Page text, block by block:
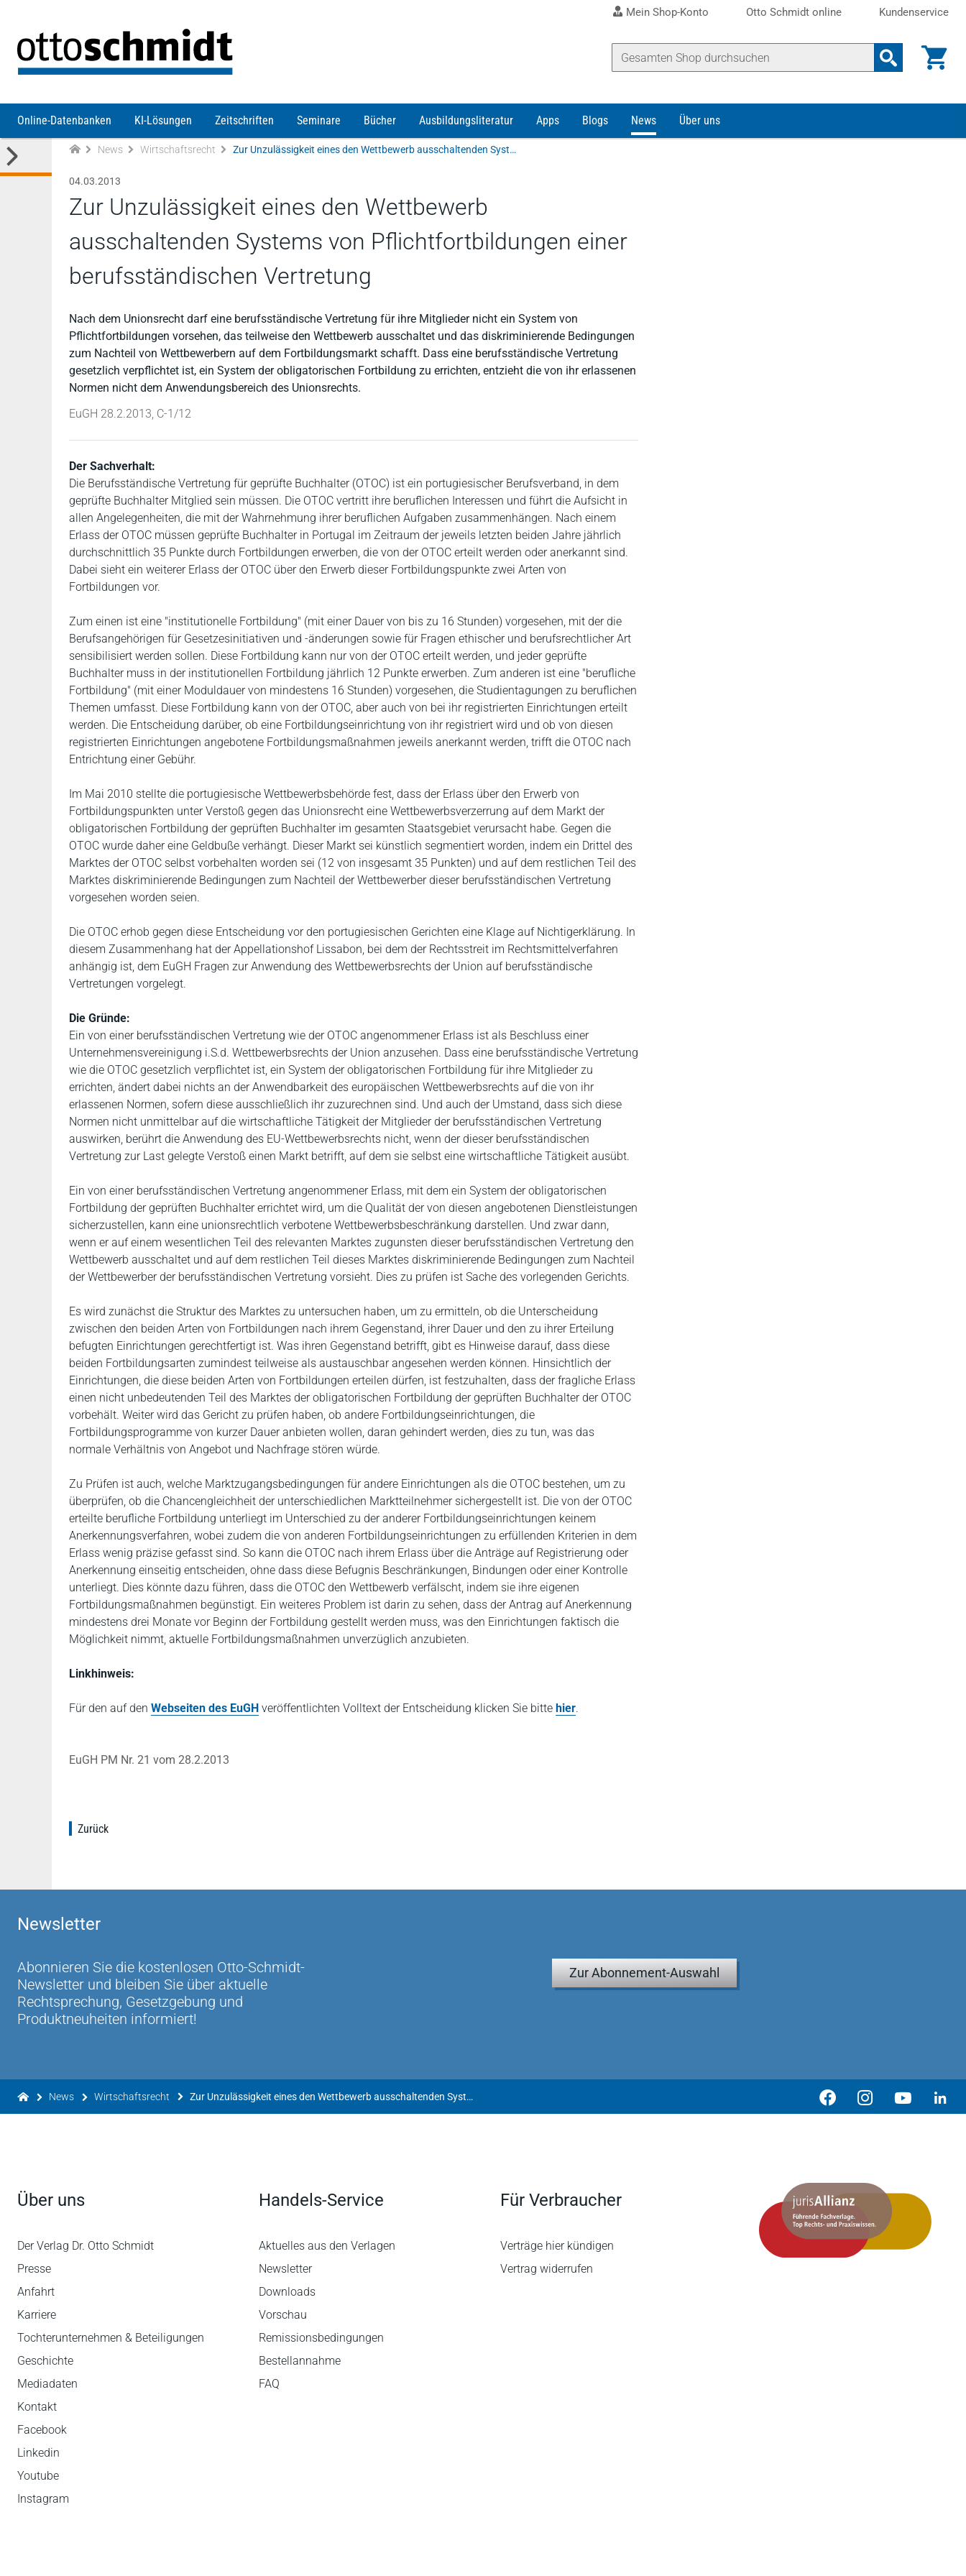
Mein Shop-Konto Otto Schmidt online Kundenservice
Online-Datenbanken KI-Lösungen Zeitschriften Seminare Bücher Ausbildungsliteratur Apps Blogs News Über uns
News Wirtschaftsrecht Zur Unzulässigkeit eines den Wettbewerb ausschaltenden Systems von Pflichtfortbildungen einer berufsständischen Vertretung
04.03.2013
Zur Unzulässigkeit eines den Wettbewerb
ausschaltenden Systems von Pflichtfortbildungen einer
berufsständischen Vertretung
Nach dem Unionsrecht darf eine berufsständische Vertretung für ihre Mitglieder nicht ein System von
Pflichtfortbildungen vorsehen, das teilweise den Wettbewerb ausschaltet und das diskriminierende Bedingungen
zum Nachteil von Wettbewerbern auf dem Fortbildungsmarkt schafft. Dass eine berufsständische Vertretung
gesetzlich verpflichtet ist, ein System der obligatorischen Fortbildung zu errichten, entzieht die von ihr erlassenen
Normen nicht dem Anwendungsbereich des Unionsrechts.
EuGH 28.2.2013, C-1/12
Der Sachverhalt:
Die Berufsständische Vertretung für geprüfte Buchhalter (OTOC) ist ein portugiesischer Berufsverband, in dem
geprüfte Buchhalter Mitglied sein müssen. Die OTOC vertritt ihre beruflichen Interessen und führt die Aufsicht in
allen Angelegenheiten, die mit der Wahrnehmung ihrer beruflichen Aufgaben zusammenhängen. Nach einem
Erlass der OTOC müssen geprüfte Buchhalter in Portugal im Zeitraum der jeweils letzten beiden Jahre jährlich
durchschnittlich 35 Punkte durch Fortbildungen erwerben, die von der OTOC erteilt werden oder anerkannt sind.
Dabei sieht ein weiterer Erlass der OTOC über den Erwerb dieser Fortbildungspunkte zwei Arten von
Fortbildungen vor.
Zum einen ist eine "institutionelle Fortbildung" (mit einer Dauer von bis zu 16 Stunden) vorgesehen, mit der die
Berufsangehörigen für Gesetzesinitiativen und -änderungen sowie für Fragen ethischer und berufsrechtlicher Art
sensibilisiert werden sollen. Diese Fortbildung kann nur von der OTOC erteilt werden, und jeder geprüfte
Buchhalter muss in der institutionellen Fortbildung jährlich 12 Punkte erwerben. Zum anderen ist eine "berufliche
Fortbildung" (mit einer Moduldauer von mindestens 16 Stunden) vorgesehen, die Studientagungen zu beruflichen
Themen umfasst. Diese Fortbildung kann von der OTOC, aber auch von bei ihr registrierten Einrichtungen erteilt
werden. Die Entscheidung darüber, ob eine Fortbildungseinrichtung von ihr registriert wird und ob von diesen
registrierten Einrichtungen angebotene Fortbildungsmaßnahmen jeweils anerkannt werden, trifft die OTOC nach
Entrichtung einer Gebühr.
Im Mai 2010 stellte die portugiesische Wettbewerbsbehörde fest, dass der Erlass über den Erwerb von
Fortbildungspunkten unter Verstoß gegen das Unionsrecht eine Wettbewerbsverzerrung auf dem Markt der
obligatorischen Fortbildung der geprüften Buchhalter im gesamten Staatsgebiet verursacht habe. Gegen die
OTOC wurde daher eine Geldbuße verhängt. Dieser Markt sei künstlich segmentiert worden, indem ein Drittel des
Marktes der OTOC selbst vorbehalten worden sei (12 von insgesamt 35 Punkten) und auf dem restlichen Teil des
Marktes diskriminierende Bedingungen zum Nachteil der Wettbewerber dieser berufsständischen Vertretung
vorgesehen worden seien.
Die OTOC erhob gegen diese Entscheidung vor den portugiesischen Gerichten eine Klage auf Nichtigerklärung. In
diesem Zusammenhang hat der Appellationshof Lissabon, bei dem der Rechtsstreit im Rechtsmittelverfahren
anhängig ist, dem EuGH Fragen zur Anwendung des Wettbewerbsrechts der Union auf berufsständische
Vertretungen vorgelegt.
Die Gründe:
Ein von einer berufsständischen Vertretung wie der OTOC angenommener Erlass ist als Beschluss einer
Unternehmensvereinigung i.S.d. Wettbewerbsrechts der Union anzusehen. Dass eine berufsständische Vertretung
wie die OTOC gesetzlich verpflichtet ist, ein System der obligatorischen Fortbildung für ihre Mitglieder zu
errichten, ändert dabei nichts an der Anwendbarkeit des europäischen Wettbewerbsrechts auf die von ihr
erlassenen Normen, sofern diese ausschließlich ihr zuzurechnen sind. Und auch der Umstand, dass sich diese
Normen nicht unmittelbar auf die wirtschaftliche Tätigkeit der Mitglieder der berufsständischen Vertretung
auswirken, berührt die Anwendung des EU-Wettbewerbsrechts nicht, wenn der dieser berufsständischen
Vertretung zur Last gelegte Verstoß einen Markt betrifft, auf dem sie selbst eine wirtschaftliche Tätigkeit ausübt.
Ein von einer berufsständischen Vertretung angenommener Erlass, mit dem ein System der obligatorischen
Fortbildung der geprüften Buchhalter errichtet wird, um die Qualität der von diesen angebotenen Dienstleistungen
sicherzustellen, kann eine unionsrechtlich verbotene Wettbewerbsbeschränkung darstellen. Und zwar dann,
wenn er auf einem wesentlichen Teil des relevanten Marktes zugunsten dieser berufsständischen Vertretung den
Wettbewerb ausschaltet und auf dem restlichen Teil dieses Marktes diskriminierende Bedingungen zum Nachteil
der Wettbewerber der berufsständischen Vertretung vorsieht. Dies zu prüfen ist Sache des vorlegenden Gerichts.
Es wird zunächst die Struktur des Marktes zu untersuchen haben, um zu ermitteln, ob die Unterscheidung
zwischen den beiden Arten von Fortbildungen nach ihrem Gegenstand, ihrer Dauer und den zu ihrer Erteilung
befugten Einrichtungen gerechtfertigt ist. Was ihren Gegenstand betrifft, gibt es Hinweise darauf, dass diese
beiden Fortbildungsarten zumindest teilweise als austauschbar angesehen werden können. Hinsichtlich der
Einrichtungen, die diese beiden Arten von Fortbildungen erteilen dürfen, ist festzuhalten, dass der fragliche Erlass
einen nicht unbedeutenden Teil des Marktes der obligatorischen Fortbildung der geprüften Buchhalter der OTOC
vorbehält. Weiter wird das Gericht zu prüfen haben, ob andere Fortbildungseinrichtungen, die
Fortbildungsprogramme von kurzer Dauer anbieten wollen, daran gehindert werden, dies zu tun, was das
normale Verhältnis von Angebot und Nachfrage stören würde.
Zu Prüfen ist auch, welche Marktzugangsbedingungen für andere Einrichtungen als die OTOC bestehen, um zu
überprüfen, ob die Chancengleichheit der unterschiedlichen Marktteilnehmer sichergestellt ist. Die von der OTOC
erteilte berufliche Fortbildung unterliegt im Unterschied zu der anderer Fortbildungseinrichtungen keinem
Anerkennungsverfahren, wobei zudem die von anderen Fortbildungseinrichtungen zu erfüllenden Kriterien in dem
Erlass wenig präzise gefasst sind. So kann die OTOC nach ihrem Erlass über die Anträge auf Registrierung oder
Anerkennung einseitig entscheiden, ohne dass diese Befugnis Beschränkungen, Bindungen oder einer Kontrolle
unterliegt. Dies könnte dazu führen, dass die OTOC den Wettbewerb verfälscht, indem sie ihre eigenen
Fortbildungsmaßnahmen begünstigt. Ein weiteres Problem ist darin zu sehen, dass der Antrag auf Anerkennung
mindestens drei Monate vor Beginn der Fortbildung gestellt werden muss, was den Einrichtungen faktisch die
Möglichkeit nimmt, aktuelle Fortbildungsmaßnahmen unverzüglich anzubieten.
Linkhinweis:
Für den auf den Webseiten des EuGH veröffentlichten Volltext der Entscheidung klicken Sie bitte hier.
EuGH PM Nr. 21 vom 28.2.2013
Zurück
Newsletter
Abonnieren Sie die kostenlosen Otto-Schmidt-
Newsletter und bleiben Sie über aktuelle
Rechtsprechung, Gesetzgebung und
Produktneuheiten informiert!
Zur Abonnement-Auswahl
News Wirtschaftsrecht Zur Unzulässigkeit eines den Wettbewerb ausschaltenden Systems von Pflichtfortbildungen einer berufsständischen Vertretung
Über uns
Der Verlag Dr. Otto Schmidt
Presse
Anfahrt
Karriere
Tochterunternehmen & Beteiligungen
Geschichte
Mediadaten
Kontakt
Facebook
Linkedin
Youtube
Instagram
Handels-Service
Aktuelles aus den Verlagen
Newsletter
Downloads
Vorschau
Remissionsbedingungen
Bestellannahme
FAQ
Für Verbraucher
Verträge hier kündigen
Vertrag widerrufen